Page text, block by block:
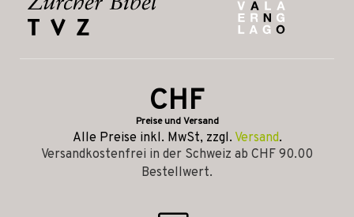
CHF
Preise und Versand
Alle Preise inkl. MwSt, zzgl. Versand.
Versandkostenfrei in der Schweiz ab CHF 90.00
Bestellwert.